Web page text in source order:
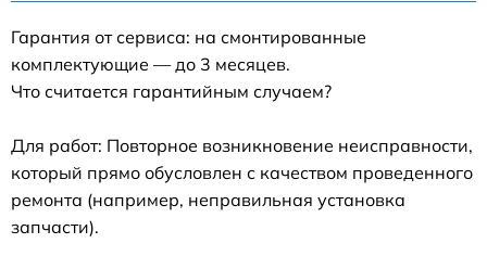
Гарантия от сервиса: на смонтированные
комплектующие — до 3 месяцев.
Что считается гарантийным случаем?
Для работ: Повторное возникновение неисправности,
который прямо обусловлен с качеством проведенного
ремонта (например, неправильная установка
запчасти).